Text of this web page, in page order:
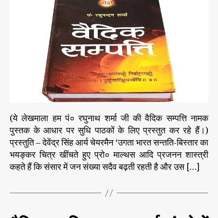
a
t
e
ख
ण्ड
वे
दों
(ये लेखमाला हम पं० रघुनाथ शर्मा जी की वैदिक सम्पत्ति नामक
पुस्तक के आधार पर सुधि पाठकों के लिए प्रस्तुत कर रहे हैं।)
प्रस्तुति – देवेंद्र सिंह आर्य चेयरमैन ‘उगता भारत सन्तति-बिस्तार का
भयङ्कर चित्र खींचते हुए प्रो० माल्थस आदि प्रजनन शास्त्री
कहते हैं कि संसार में जन संख्या सदैव बढ़ती रहती है और उस […]